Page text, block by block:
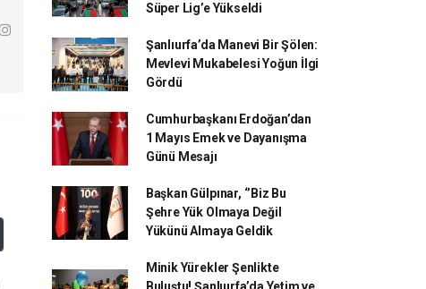
Süper Lig’e Yükseldi
Şanlıurfa’da Manevi Bir Şölen:
Mevlevi Mukabelesi Yoğun İlgi
Gördü
Cumhurbaşkanı Erdoğan’dan
1 Mayıs Emek ve Dayanışma
Günü Mesajı
Başkan Gülpınar, ‘’Biz Bu
Şehre Yük Olmaya Değil
Yükünü Almaya Geldik
Minik Yürekler Şenlikte